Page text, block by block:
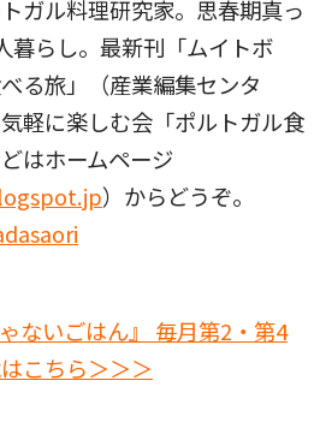
ガル料理研究家。思春期真っ
暮らし。最新刊「ムイトボ
る旅」（産業編集センタ
軽に楽しむ会「ポルトガル食
はホームページ
）からどうぞ。